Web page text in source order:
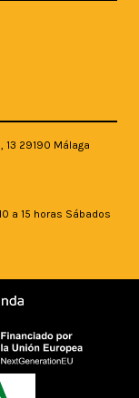
13 29190 Málaga
a 15 horas Sábados